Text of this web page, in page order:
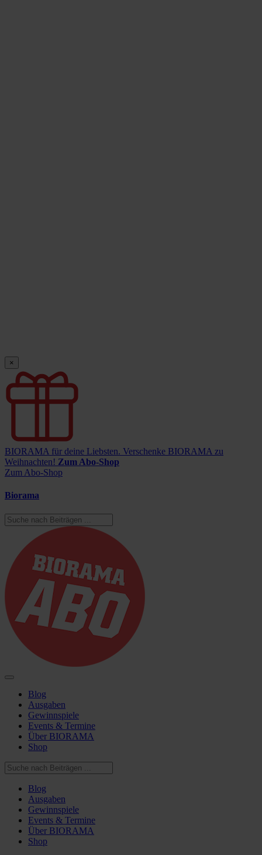
×
BIORAMA für deine Liebsten. Verschenke BIORAMA zu
Weihnachten! Zum Abo-Shop
Zum Abo-Shop
Biorama
Blog
Ausgaben
Gewinnspiele
Events & Termine
Über BIORAMA
Shop
Blog
Ausgaben
Gewinnspiele
Events & Termine
Über BIORAMA
Shop